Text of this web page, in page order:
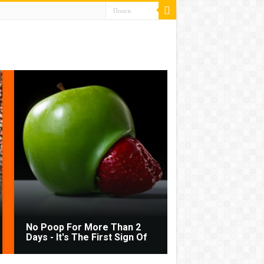
No Poop For More Than 2
Days - It's The First Sign Of